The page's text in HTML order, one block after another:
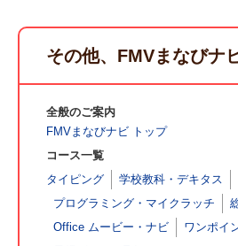
その他、FMVまなびナ
全般のご案内
FMVまなびナビ トップ
コース一覧
タイピング
学校教科・デキタス
プログラミング・マイクラッチ
Office ムービー・ナビ
ワンポイ